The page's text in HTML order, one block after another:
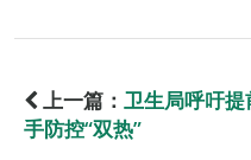
上一篇： 卫生局呼吁
手防控“双热”